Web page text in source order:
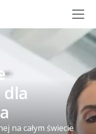
na całym świecie